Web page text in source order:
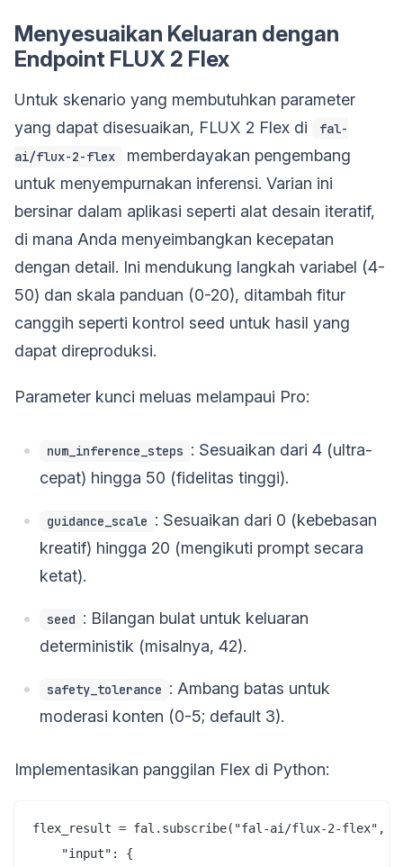
Menyesuaikan Keluaran dengan
Endpoint FLUX 2 Flex
Untuk skenario yang membutuhkan parameter
yang dapat disesuaikan, FLUX 2 Flex di
fal-
ai/flux-2-flex
memberdayakan pengembang
untuk menyempurnakan inferensi. Varian ini
bersinar dalam aplikasi seperti alat desain iteratif,
di mana Anda menyeimbangkan kecepatan
dengan detail. Ini mendukung langkah variabel (4-
50) dan skala panduan (0-20), ditambah fitur
canggih seperti kontrol seed untuk hasil yang
dapat direproduksi.
Parameter kunci meluas melampaui Pro:
num_inference_steps : Sesuaikan dari 4 (ultra-
cepat) hingga 50 (fidelitas tinggi).
guidance_scale : Sesuaikan dari 0 (kebebasan
kreatif) hingga 20 (mengikuti prompt secara
ketat).
seed : Bilangan bulat untuk keluaran
deterministik (misalnya, 42).
safety_tolerance : Ambang batas untuk
moderasi konten (0-5; default 3).
Implementasikan panggilan Flex di Python:
flex_result = fal.subscribe("fal-ai/flux-2-flex", {
    "input": {